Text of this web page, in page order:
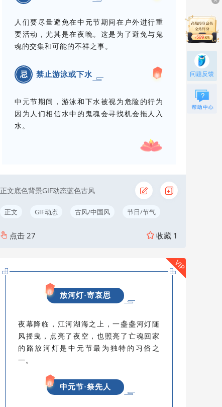
人们要尽量避免在中元节期间在户外进行重
要活动，尤其是在夜晚。这是为了避免与鬼
魂的交集和可能的不祥之事。
忌 禁止游泳或下水
中元节期间，游泳和下水被视为危险的行为
因为人们相信水中的鬼魂会寻找机会拖人入
水。
正文底色背景GIF动态蓝色古风
正文 GIF动态 古风/中国风 节日/节气
点击 27 收藏 1
放河灯·寄哀思
夜幕降临，江河湖海之上，一盏盏河灯随
风摇曳，点亮了夜空，也照亮了亡魂回家
的路放河灯是中元节最为独特的习俗之
一。
中元节·祭先人
VIP
问题反馈